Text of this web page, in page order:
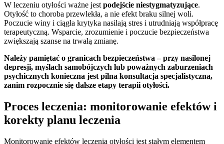
W leczeniu otyłości ważne jest podejście niestygmatyzujące.
Otyłość to choroba przewlekła, a nie efekt braku silnej woli.
Poczucie winy i ciągła krytyka nasilają stres i utrudniają współpracę
terapeutyczną. Wsparcie, zrozumienie i poczucie bezpieczeństwa
zwiększają szanse na trwałą zmianę.
Należy pamiętać o granicach bezpieczeństwa – przy nasilonej
depresji, myślach samobójczych lub poważnych zaburzeniach
psychicznych konieczna jest pilna konsultacja specjalistyczna,
zanim rozpocznie się dalsze etapy terapii otyłości.
Proces leczenia: monitorowanie efektów i
korekty planu leczenia
Monitorowanie efektów leczenia otyłości jest stałym elementem